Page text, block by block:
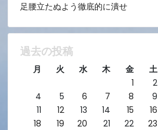
足腰立たぬよう徹底的に潰せ
過去の投稿
月 火 水 木 金 土
1
2
4
5 6 7 8 9
11
12 13 14 15 16
18
19 20 21 22 23